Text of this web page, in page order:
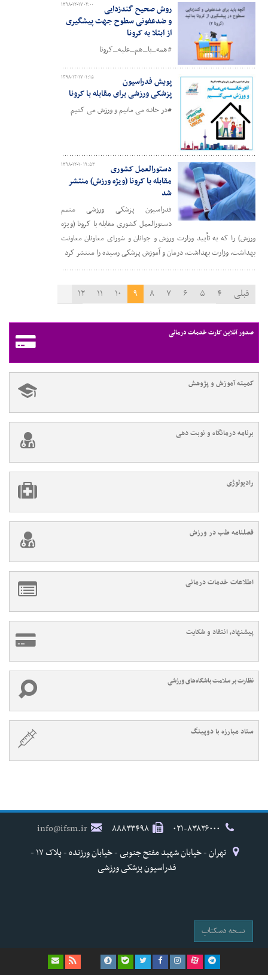
۱۳۹۸-۱۲-۱۷ ۰۲:۰۰
روش صحیح گندزدایی
و ضدعفونی سطوح جهت پیشگیری
از ابتلا به کرونا
#همه_با_هم_علیه_کرونا
۱۳۹۸-۱۲-۱۷ ۰۱:۱۵
پویش فدراسیون
پزشکی ورزشی برای مقابله با کرونا
#در خانـه می مانیم و ورزش می کنیم
۱۳۹۸-۱۲-۱۰ ۱۹:۵۳
دستورالعمل کشوری
مقابله با کرونا (ویژه ورزش) منتشر
شد
فدراسیون پزشکی ورزشی متمم
دستورالعمل کشوری مقابله با کرونا (ویژه
ورزش) را که به تأیید وزارت ورزش و جوانان و شورای معاونان معاونت
بهداشت، وزارت بهداشت، درمان و آموزش پزشکی رسیده را منتشر کرد
قبلی ۴ ۵ ۶ ۷ ۸ ۹ ۱۰ ۱۱
۱۲
صدور آنلاین کارت خدمات درمانی
کمیته آموزش و پژوهش
برنامه درمانگاه و نوبت دهی
رادیولوژی
فصلنامه طب در ورزش
اطلاعات خدمات درمانی
پیشنهاد، انتقاد و شکایت
نظارت بر سلامت باشگاه‌های ورزشی
ستاد مبارزه با دوپینگ
۸۸۸۳۳۴۹۸
info@ifsm.ir
تهران - خیابان شهید مفتح جنوبی - خیابان ورزنده - پلاک ۱۷ -
فدراسیون پزشکی ورزشی
نسخه دسکتاپ